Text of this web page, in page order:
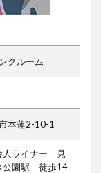
クルーム
本蓮2-10-1
人ライナー 見
公園駅 徒歩14